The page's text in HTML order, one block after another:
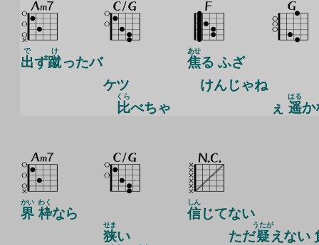
出
で
ず蹴
け
ったバ
ケツ
比
くら
べちゃ
焦
あせ
る ふざ
けんじゃね
ぇ 遥
はる
か
界
かい
枠
わく
なら
狭
せま
い
信
しん
じてない
ただ疑
うたが
えない